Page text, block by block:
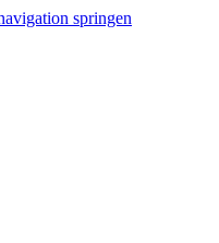
springen